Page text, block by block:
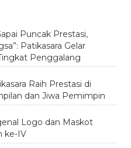
Puncak Prestasi,
Patikasara Gelar
Penggalang
Raih Prestasi di
dan Jiwa Pemimpin
Logo dan Maskot
ke-IV